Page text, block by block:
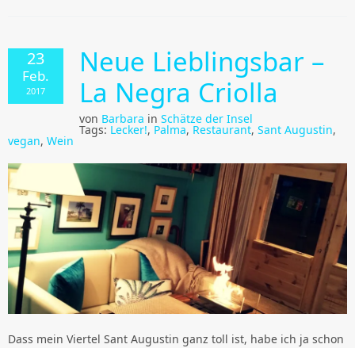
23
Feb.
2017
Neue Lieblingsbar –
La Negra Criolla
von Barbara in Schätze der Insel
Tags: Lecker!, Palma, Restaurant, Sant Augustin,
vegan, Wein
Dass mein Viertel Sant Augustin ganz toll ist, habe ich ja schon